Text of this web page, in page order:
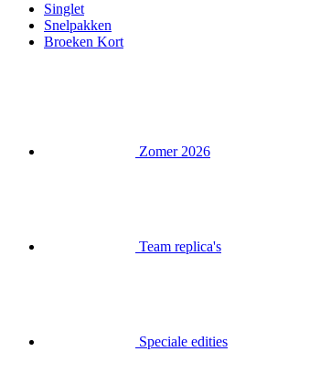
Singlet
Snelpakken
Broeken Kort
Zomer 2026
Team replica's
Speciale edities